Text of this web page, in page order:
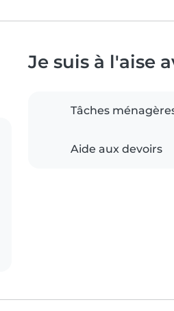
Je suis à l'aise
Tâches
Aide aux devoirs